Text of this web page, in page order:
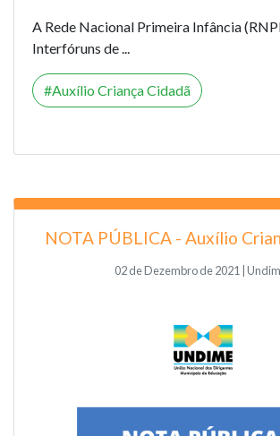
A Rede Nacional Primeira Infância
Interfóruns de ...
Auxílio Criança Cidadã
NOTA PÚBLICA - Auxílio
02 de Dezembro de 2021 |